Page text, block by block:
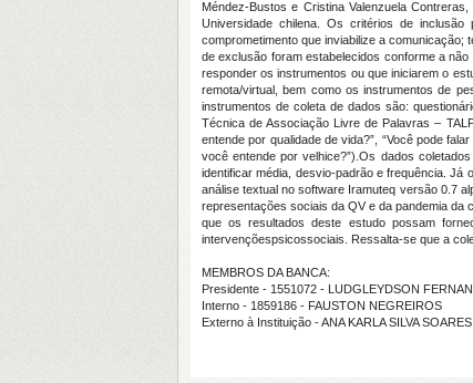
Méndez-Bustos e Cristina Valenzuela
Universidade chilena. Os critérios de
comprometimento que inviabilize a
de exclusão foram estabelecidos conforme a
responder os instrumentos ou que iniciarem o
remota/virtual, bem como os instrumentos de
instrumentos de coleta de dados são:
Técnica de Associação Livre de Palavras –
entende por qualidade de vida?”, “Você pode
você entende por velhice?”).Os dados
identificar média, desvio-padrão e frequência. Já
análise textual no software Iramuteq versão 0.7
representações sociais da QV e da pandemia da
que os resultados deste estudo possam
intervençõespsicossociais. Ressalta-se que a
MEMBROS DA BANCA:
Presidente - 1551072 - LUDGLEYDSON
Interno - 1859186 - FAUSTON NEGREIROS
Externo à Instituição - ANA KARLA SILVA